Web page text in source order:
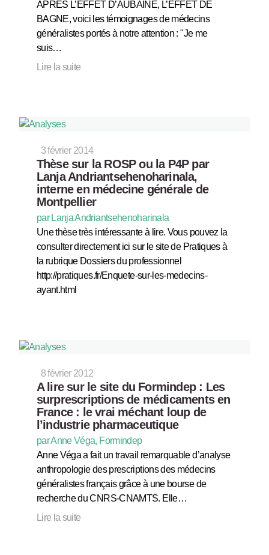
APRES L’EFFET D’AUBAINE, L’EFFET DE
BAGNE, voici les témoignages de médecins
généralistes portés à notre attention : "Je me
suis…
Lire la suite
3 février 2014
Thèse sur la ROSP ou la P4P par
Lanja Andriantsehenoharinala,
interne en médecine générale de
Montpellier
par Lanja Andriantsehenoharinala
Une thèse très intéressante à lire. Vous pouvez la
consulter directement ici sur le site de Pratiques à
la rubrique Dossiers du professionnel
http://pratiques.fr/Enquete-sur-les-medecins-
ayant.html
8 février 2012
A lire sur le site du Formindep : Les
surprescriptions de médicaments en
France : le vrai méchant loup de
l’industrie pharmaceutique
par Anne Véga, Formindep
Anne Véga a fait un travail remarquable d’analyse
anthropologie des prescriptions des médecins
généralistes français grâce à une bourse de
recherche du CNRS-CNAMTS. Elle…
Lire la suite